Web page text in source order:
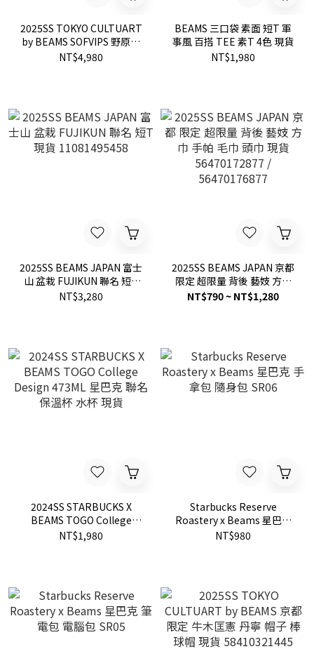
2025SS TOKYO CULTUART
by BEAMS SOFVIPS 野原新
之助 蠟筆小新 三輪車 公仔
NT$4,980
BEAMS 三口袋 素面 短T 軍
事風 百搭 TEE 素T 4色 現貨
NT$1,980
2025SS BEAMS JAPAN 富士
山 盆栽 FUJIKUN 聯名 短T
現貨 11081495458
NT$3,280
2025SS BEAMS JAPAN 京都
限定 超限量 背後 藝妓 方巾
手帕 毛巾 頭巾 現貨
NT$790 ~ NT$1,280
2024SS STARBUCKS X
BEAMS TOGO College
Design 473ML 星巴克 聯名
NT$1,980
Starbucks Reserve
Roastery x Beams 星巴克
手拿包 隨身包 SR06
NT$980